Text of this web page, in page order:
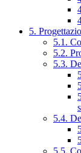
5.
5.1.
5.2.
5.3.
5.4.
5.5.